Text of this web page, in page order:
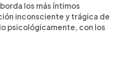
los más íntimos
inconsciente y trágica de
psicológicamente, con los